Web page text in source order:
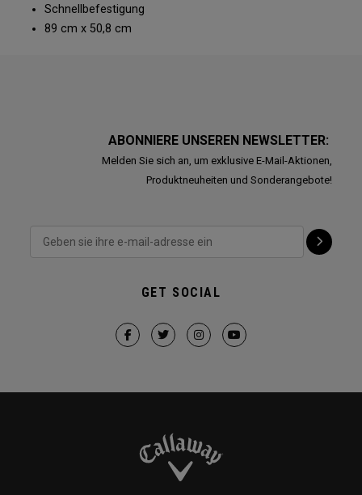
Schnellbefestigung
89 cm x 50,8 cm
ABONNIERE UNSEREN NEWSLETTER:
Melden Sie sich an, um exklusive E-Mail-Aktionen,
Produktneuheiten und Sonderangebote!
GET SOCIAL